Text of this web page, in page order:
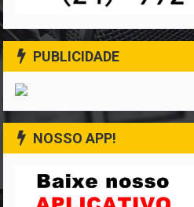
PUBLICIDADE
NOSSO APP!